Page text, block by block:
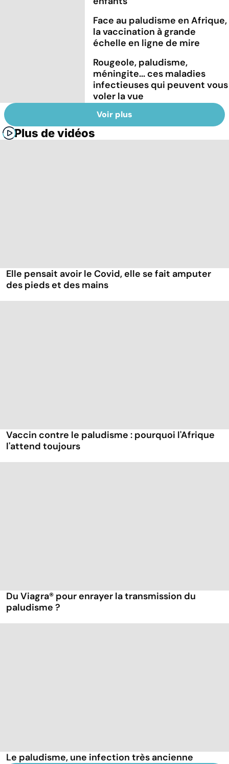
Face au paludisme en Afrique,
la vaccination à grande
échelle en ligne de mire
Rougeole, paludisme,
méningite... ces maladies
infectieuses qui peuvent vous
voler la vue
Voir plus
Plus de vidéos
Elle pensait avoir le Covid, elle se fait amputer
des pieds et des mains
Vaccin contre le paludisme : pourquoi l'Afrique
l'attend toujours
Du Viagra® pour enrayer la transmission du
paludisme ?
Le paludisme, une infection très ancienne